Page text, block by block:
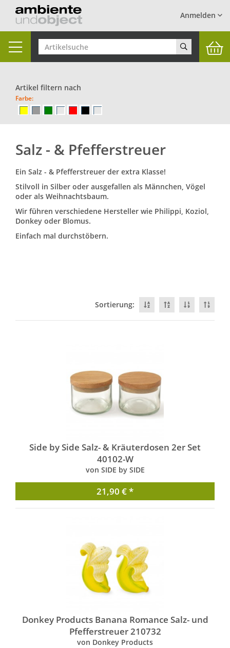
Anmelden
Toggle
navigation
Artikel filtern nach
Farbe:
Salz - & Pfefferstreuer
Ein Salz - & Pfefferstreuer der extra Klasse!
Stilvoll in Silber oder ausgefallen als Männchen, Vögel
oder als Weihnachtsbaum.
Wir führen verschiedene Hersteller wie Philippi, Koziol,
Donkey oder Blomus.
Einfach mal durchstöbern.
Sortierung:
Side by Side Salz- & Kräuterdosen 2er Set
40102-W
von SIDE by SIDE
21,90 € *
Donkey Products Banana Romance Salz- und
Pfefferstreuer 210732
von Donkey Products